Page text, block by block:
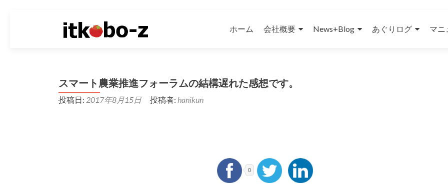
ホーム
会社概要 News+Blog あぐりログ マニ
スマート農業推進フォーラムの結構遅れた感想です。
投稿日: 2017年8月15日 投稿者: hanikun
0